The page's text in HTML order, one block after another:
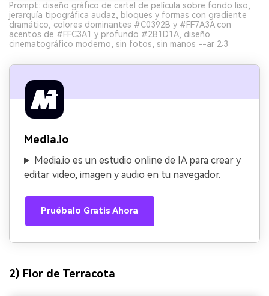
Prompt: diseño gráfico de cartel de película sobre fondo liso,
jerarquía tipográfica audaz, bloques y formas con gradiente
dramático, colores dominantes #C0392B y #FF7A3A con
acentos de #FFC3A1 y profundo #2B1D1A, diseño
cinematográfico moderno, sin fotos, sin manos --ar 2:3
Media.io
Media.io es un estudio online de IA para crear y
editar video, imagen y audio en tu navegador.
Pruébalo Gratis Ahora
2) Flor de Terracota